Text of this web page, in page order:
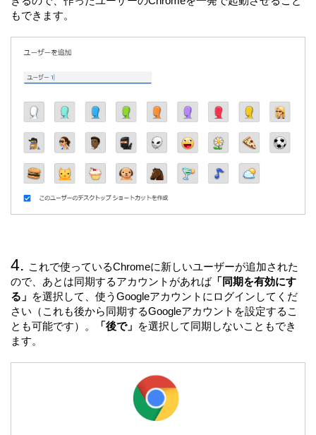
もできます。
これで使っているChromeに新しいユーザーが追加された
ので、あとは同期するアカウントがあれば「同期を有効にす
る」 を選択して、使うGoogleアカウントにログインしてくだ
さい（これも後から同期するGoogleアカウントを設定するこ
とも可能です）。
「後で」 を選択して同期しないこともでき
ます。